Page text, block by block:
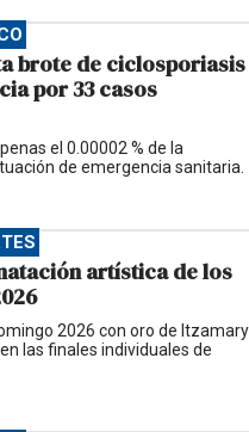
brote de ciclosporiasis
por 33 casos
el 0.00002 % de la
de emergencia sanitaria.
artística de los
2026 con oro de Itzamary
las finales individuales de